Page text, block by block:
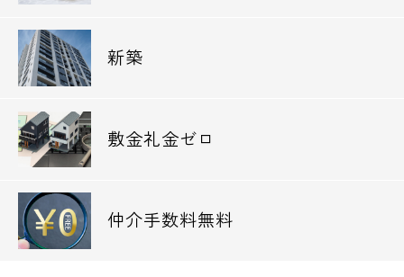
新築
敷金礼金ゼロ
仲介手数料無料